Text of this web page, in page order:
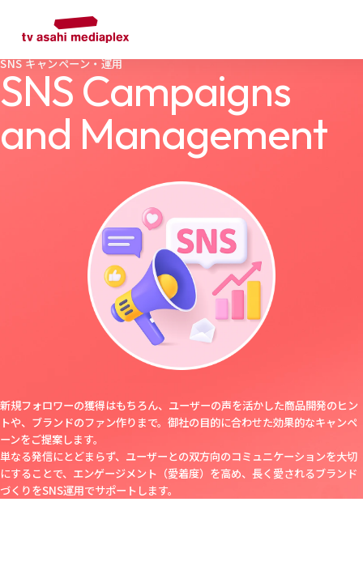
SNS キャンペーン・運用
SNS Campaigns
and Management
新規フォロワーの獲得はもちろん、ユーザーの声を活かした商品開発のヒン
トや、ブランドのファン作りまで。御社の目的に合わせた効果的なキャンペ
ーンをご提案します。
単なる発信にとどまらず、ユーザーとの双方向のコミュニケーションを大切
にすることで、エンゲージメント（愛着度）を高め、長く愛されるブランド
づくりをSNS運用でサポートします。